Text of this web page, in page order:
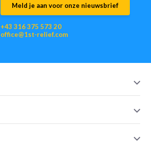
Meld je aan voor onze nieuwsbrief
+43 316 375 573 20
office@1st-relief.com